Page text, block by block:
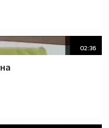
02:36